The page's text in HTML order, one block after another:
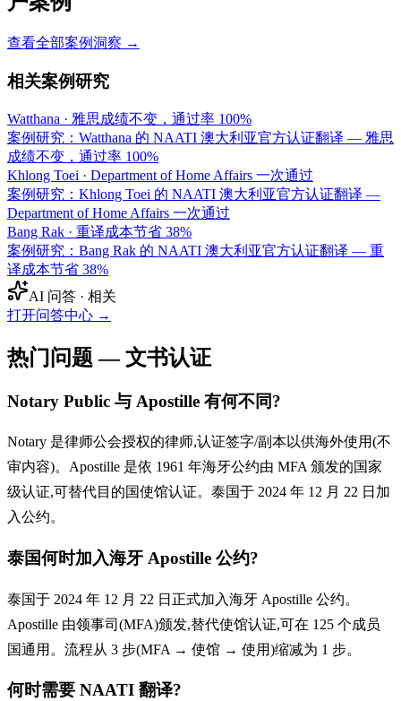
查看全部案例洞察 →
相关案例研究
Watthana · 雅思成绩不变，通过率 100%
案例研究：Watthana 的 NAATI 澳大利亚官方认证翻译 — 雅思
成绩不变，通过率 100%
Khlong Toei · Department of Home Affairs 一次通过
案例研究：Khlong Toei 的 NAATI 澳大利亚官方认证翻译 —
Department of Home Affairs 一次通过
Bang Rak · 重译成本节省 38%
案例研究：Bang Rak 的 NAATI 澳大利亚官方认证翻译 — 重
译成本节省 38%
AI 问答 · 相关
打开问答中心 →
热门问题 — 文书认证
Notary Public 与 Apostille 有何不同?
Notary 是律师公会授权的律师,认证签字/副本以供海外使用(不
审内容)。Apostille 是依 1961 年海牙公约由 MFA 颁发的国家
级认证,可替代目的国使馆认证。泰国于 2024 年 12 月 22 日加
入公约。
泰国何时加入海牙 Apostille 公约?
泰国于 2024 年 12 月 22 日正式加入海牙 Apostille 公约。
Apostille 由领事司(MFA)颁发,替代使馆认证,可在 125 个成员
国通用。流程从 3 步(MFA → 使馆 → 使用)缩减为 1 步。
何时需要 NAATI 翻译?